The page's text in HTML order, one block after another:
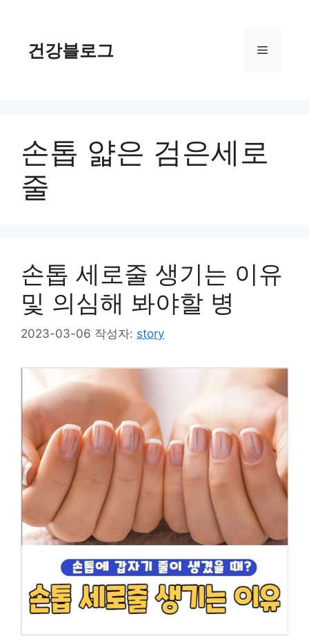
건강블로그 메
손톱 얇은 검은세로
줄
손톱 세로줄 생기는 이유
및 의심해 봐야할 병
2023-03-06 작성자: story